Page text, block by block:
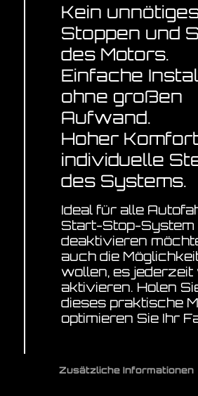
Kein
Stoppen und
des Motors.
Einfache
ohne großen
Aufwand.
Hoher
individuelle
des Systems.
Ideal für alle
Start-Stop-System
deaktivieren
auch die
wollen, es
aktivieren. Holen
dieses praktische
optimieren Sie Ihr
Zusätzliche Informationen